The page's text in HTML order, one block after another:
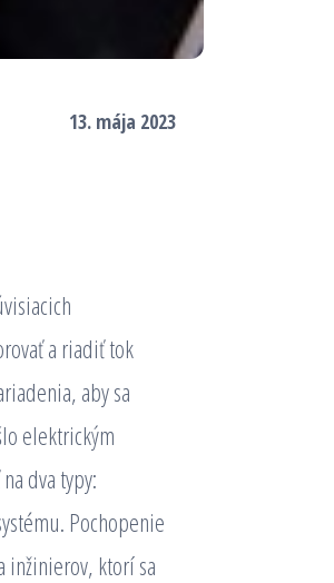
13. mája 2023
a riadiť tok
aby sa
elektrickým
dva typy:
Pochopenie
inžinierov, ktorí sa